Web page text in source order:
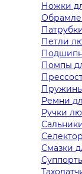
Ножки
Петли
Помпы
Ремни
Ручки
Смазки